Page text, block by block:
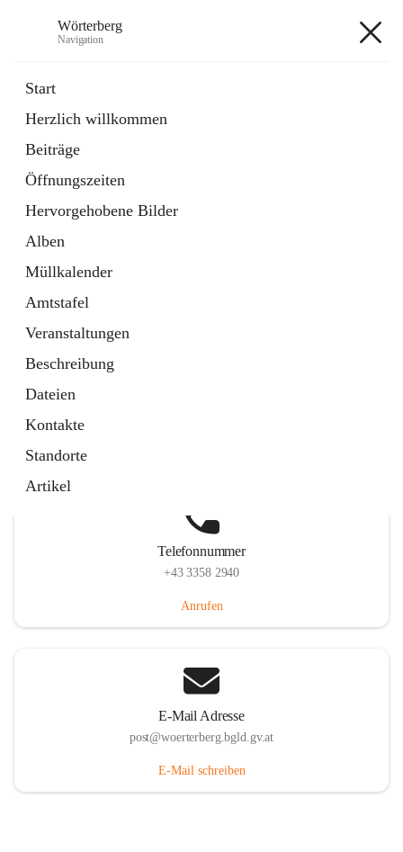
Wörterberg
Navigation
Start
Herzlich willkommen
Beiträge
Öffnungszeiten
Hervorgehobene Bilder
Alben
Müllkalender
Amtstafel
Veranstaltungen
Beschreibung
Dateien
Kontakte
Standorte
Artikel
5 Schnellzugriffe
Bürgerservice
9 Schnellzugriffe
Telefonnummer
+43 3358 2940
Anrufen
E-Mail Adresse
post@woerterberg.bgld.gv.at
E-Mail schreiben